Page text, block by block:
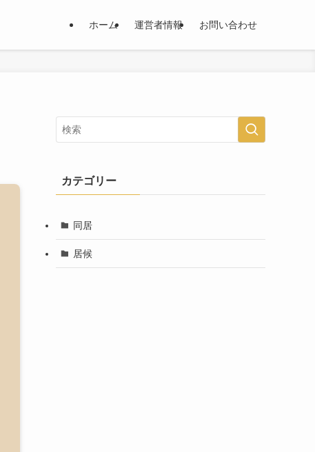
ホーム 運営者情報 お問い合わせ
カテゴリー
同居
居候